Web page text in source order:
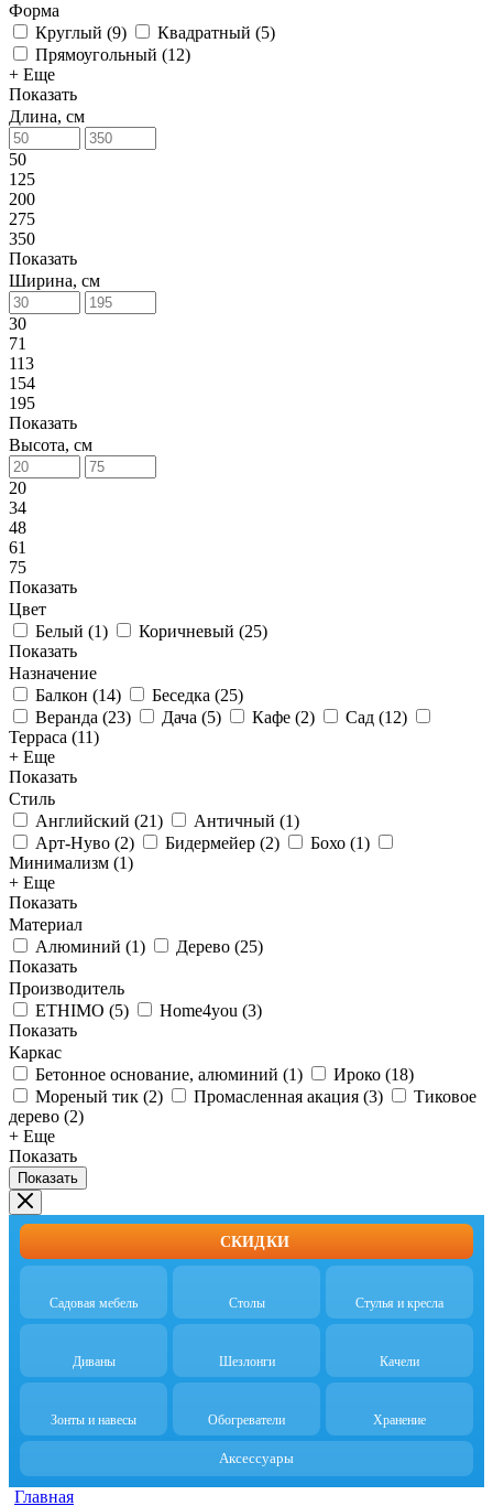
Форма
Круглый (9) Квадратный (5)
Прямоугольный (12)
+ Еще
Показать
Длина, см
50
125
200
275
350
Показать
Ширина, см
30
71
113
154
195
Показать
Высота, см
20
34
48
61
75
Показать
Цвет
Белый (1) Коричневый (25)
Показать
Назначение
Балкон (14) Беседка (25)
Веранда (23) Дача (5) Кафе (2) Сад (12)
Терраса (11)
+ Еще
Показать
Стиль
Английский (21) Античный (1)
Арт-Нуво (2) Бидермейер (2) Бохо (1)
Минимализм (1)
+ Еще
Показать
Материал
Алюминий (1) Дерево (25)
Показать
Производитель
ETHIMO (5) Home4you (3)
Показать
Каркас
Бетонное основание, алюминий (1) Ироко (18)
Мореный тик (2) Промасленная акация (3)
Тиковое
дерево (2)
+ Еще
Показать
Показать
СКИДКИ
Садовая мебель Столы Стулья и кресла
Диваны Шезлонги Качели
Зонты и навесы Обогреватели Хранение
Аксессуары
Главная